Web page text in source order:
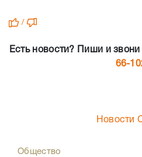
/
Есть новости? Пиши и
66-
Новости
Общество